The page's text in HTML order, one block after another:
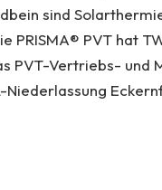
sind
PRISMA® PVT hat
PVT-Vertriebs- und
Niederlassung